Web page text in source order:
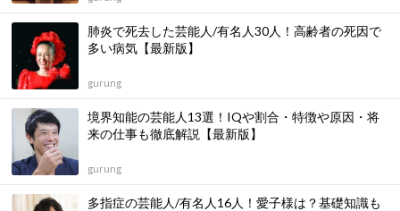
肺炎で死去した芸能人/有名人30人！高齢者の死因で
多い病気【最新版】
gurung
境界知能の芸能人13選！IQや割合・特徴や原因・将
来の仕事も徹底解説【最新版】
gurung
多指症の芸能人/有名人16人！愛子様は？基礎知識も